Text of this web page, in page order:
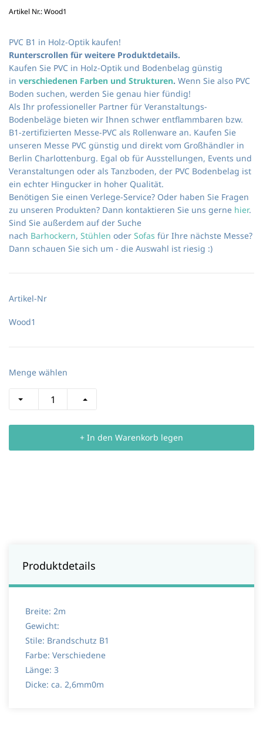
Artikel Nr.: Wood1
PVC B1 in Holz-Optik kaufen!
Runterscrollen für weitere Produktdetails.
Kaufen Sie PVC in Holz-Optik und Bodenbelag günstig
in verschiedenen Farben und Strukturen. Wenn Sie also PVC
Boden suchen, werden Sie genau hier fündig!
Als Ihr professioneller Partner für Veranstaltungs-
Bodenbeläge bieten wir Ihnen schwer entflammbaren bzw.
B1-zertifizierten Messe-PVC als Rollenware an. Kaufen Sie
unseren Messe PVC günstig und direkt vom Großhändler in
Berlin Charlottenburg. Egal ob für Ausstellungen, Events und
Veranstaltungen oder als Tanzboden, der PVC Bodenbelag ist
ein echter Hingucker in hoher Qualität.
Benötigen Sie einen Verlege-Service? Oder haben Sie Fragen
zu unseren Produkten? Dann kontaktieren Sie uns gerne hier.
Sind Sie außerdem auf der Suche
nach Barhockern, Stühlen oder Sofas für Ihre nächste Messe?
Dann schauen Sie sich um - die Auswahl ist riesig :)
Artikel-Nr
Wood1
Menge wählen
+ In den Warenkorb legen
Produktdetails
Breite: 2m
Gewicht:
Stile: Brandschutz B1
Farbe: Verschiedene
Länge: 3
Dicke: ca. 2,6mm0m